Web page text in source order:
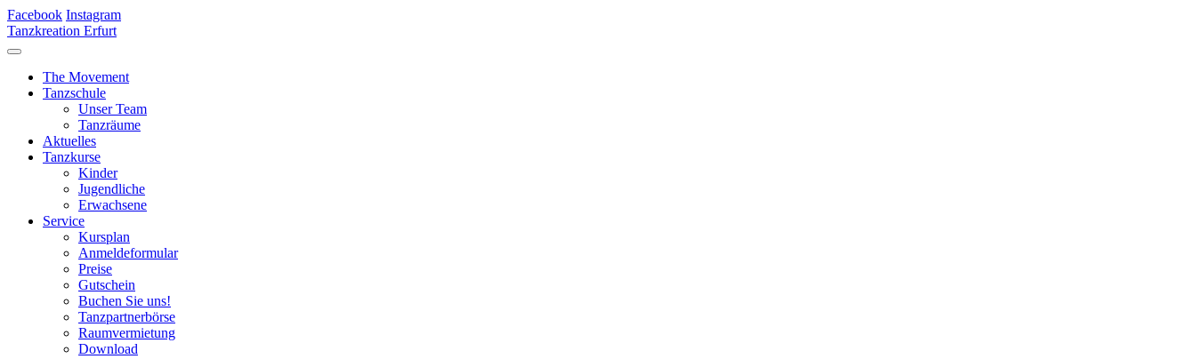
Facebook Instagram
Tanzkreation Erfurt
The Movement
Tanzschule
Unser Team
Tanzräume
Aktuelles
Tanzkurse
Kinder
Jugendliche
Erwachsene
Service
Kursplan
Anmeldeformular
Preise
Gutschein
Buchen Sie uns!
Tanzpartnerbörse
Raumvermietung
Download